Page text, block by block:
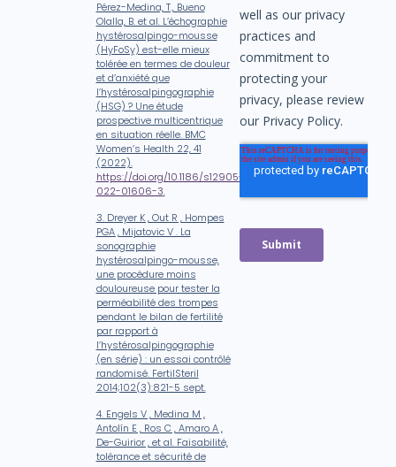
Pérez-Medina, T., Bueno
Olalla, B. et al. L’échographie
hystérosalpingo-mousse
(HyFoSy) est-elle mieux
tolérée en termes de douleur
et d’anxiété que
l’hystérosalpingographie
(HSG) ? Une étude
prospective multicentrique
en situation réelle. BMC
Women’s Health 22, 41
(2022).
https://doi.org/10.1186/s12905-
022-01606-3.
3. Dreyer K , Out R , Hompes
PGA , Mijatovic V . La
sonographie
hystérosalpingo-mousse,
une procédure moins
douloureuse pour tester la
perméabilité des trompes
pendant le bilan de fertilité
par rapport à
l’hystérosalpingographie
(en série) : un essai contrôlé
randomisé. FertilSteril
2014;102(3):821-5 sept.
4. Engels V , Medina M ,
Antolín E , Ros C , Amaro A ,
De-Guirior , et al. Faisabilité,
tolérance et sécurité de